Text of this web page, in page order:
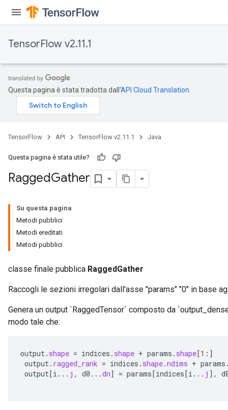
TensorFlow v2.11.1
Questa pagina è stata tradotta dall'API Cloud Translation
TensorFlow API TensorFlow v2.11.1 Java
Questa pagina è stata utile?
RaggedGather
Su questa pagina
Metodi pubblici
Metodi ereditati
Metodi pubblici
classe finale pubblica RaggedGather
Raccogli le sezioni irregolari dall'asse "params" "0" in base
Genera un output `RaggedTensor` composto da
modo tale che:
output. shape = indices . shape + params . shape[1 : ]
output. ragged_rank = indices . shape.ndims + params
output[i ... j , d0 ...dn] = params[indices[i ... j ] ,